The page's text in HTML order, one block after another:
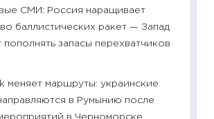
СМИ: Россия наращивает
баллистических ракет — Запад
пополнять запасы перехватчиков
меняет маршруты: украинские
в Румынию после
в Черноморске